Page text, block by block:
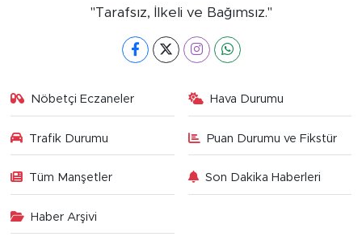
"Tarafsız, İlkeli ve Bağımsız."
Nöbetçi Eczaneler Hava Durumu
Trafik Durumu Puan Durumu ve Fikstür
Tüm Manşetler Son Dakika Haberleri
Haber Arşivi